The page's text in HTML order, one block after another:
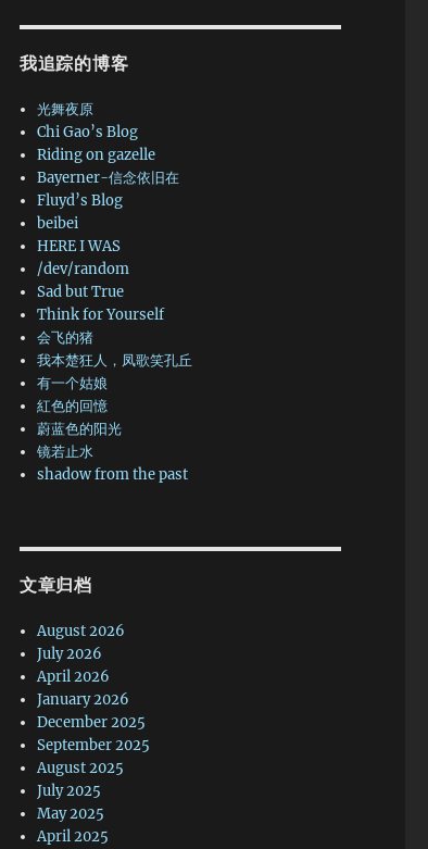
我追踪的博客
光舞夜原
Chi Gao’s Blog
Riding on gazelle
Bayerner-信念依旧在
Fluyd’s Blog
beibei
HERE I WAS
/dev/random
Sad but True
Think for Yourself
会飞的猪
我本楚狂人，凤歌笑孔丘
有一个姑娘
紅色的回憶
蔚蓝色的阳光
镜若止水
shadow from the past
文章归档
August 2026
July 2026
April 2026
January 2026
December 2025
September 2025
August 2025
July 2025
May 2025
April 2025